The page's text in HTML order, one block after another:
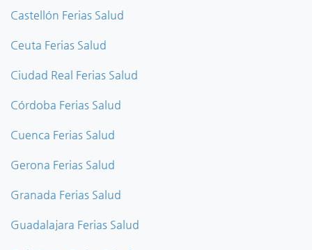
Castellón Ferias Salud
Ceuta Ferias Salud
Ciudad Real Ferias Salud
Córdoba Ferias Salud
Cuenca Ferias Salud
Gerona Ferias Salud
Granada Ferias Salud
Guadalajara Ferias Salud